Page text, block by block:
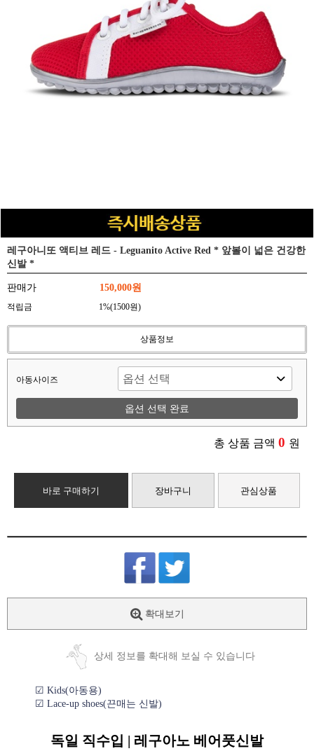
레구아니또 액티브 레드 - Leguanito Active Red * 앞볼이 넓은 건강한
신발 *
판매가 150,000원
적립금 1%(1500원)
상품정보
아동사이즈
옵션 선택 완료
총 상품 금액 0 원
바로 구매하기 장바구니 관심상품
확대보기
상세 정보를 확대해 보실 수 있습니다
☑ Kids(아동용)
☑ Lace-up shoes(끈매는 신발)
독일 직수입 | 레구아노 베어풋신발